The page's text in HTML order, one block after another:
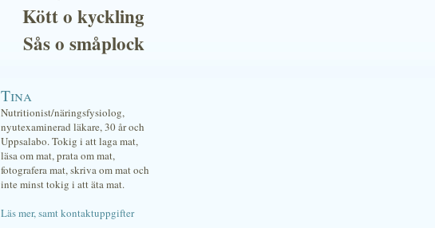
Kött o kyckling
Sås o småplock
Tina
Nutritionist/näringsfysiolog,
nyutexaminerad läkare, 30 år och
Uppsalabo. Tokig i att laga mat,
läsa om mat, prata om mat,
fotografera mat, skriva om mat och
inte minst tokig i att äta mat.
Läs mer, samt kontaktuppgifter